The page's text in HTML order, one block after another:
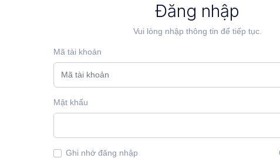
Đăng nhập
Vui lòng nhập thông tin để tiếp tục.
Mã tài khoản
Mật khẩu
Ghi nhớ đăng nhập